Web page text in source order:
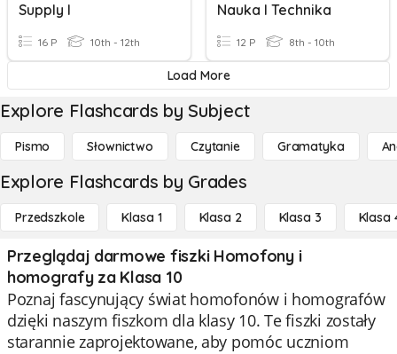
Supply I
16 P 10th - 12th
Nauka I Technika
12 P 8th - 10th
Load More
Explore Flashcards by Subject
Pismo Słownictwo Czytanie Gramatyka
Explore Flashcards by Grades
Przedszkole Klasa 1 Klasa 2 Klasa 3 Klasa
Przeglądaj darmowe fiszki Homofony i
homografy za Klasa 10
Poznaj fascynujący świat homofonów i homografów
dzięki naszym fiszkom dla klasy 10. Te fiszki zostały
starannie zaprojektowane, aby pomóc uczniom